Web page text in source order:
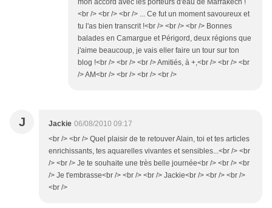
mon accord avec les porteurs d'eau de Marrakech !
<br /> <br /> <br /> ... Ce fut un moment savoureux et
tu l'as bien transcrit !<br /> <br /> <br /> Bonnes
balades en Camargue et Périgord, deux régions que
j'aime beaucoup, je vais eller faire un tour sur ton
blog !<br /> <br /> <br /> Amitiés, à +,<br /> <br /> <br
/> AM<br /> <br /> <br /> <br />
J Jackie 06/08/2010 09:17
<br /> <br /> Quel plaisir de te retouver Alain, toi et tes articles
enrichissants, tes aquarelles vivantes et sensibles...<br /> <br
/> <br /> Je te souhaite une très belle journée<br /> <br /> <br
/> Je t'embrasse<br /> <br /> <br /> Jackie<br /> <br /> <br />
<br />